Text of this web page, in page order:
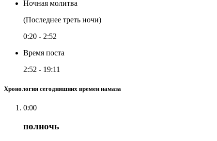
Ночная молитва
(Последнее треть ночи)
0:20 - 2:52
Время поста
2:52 - 19:11
Хронология сегодняшних времен намаза
0:00
полночь